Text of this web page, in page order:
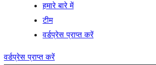
हमारे बारे में
टीम
वर्डप्रेस प्राप्त करें
वर्डप्रेस प्राप्त करें